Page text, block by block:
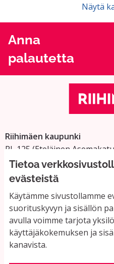
Tietoa
evästeistä
Käytämme sivustollamme
suorituskyvyn ja sisällön
avulla voimme tarjota
käyttäjäkokemuksen ja
kanavista.
Näytä
Anna
palautetta
Riihimäen kaupunki
PL 125 (Eteläinen
11101 Riihimäki
Vaihde: 019 758 4000
Sähköpostiosoitteet:
Yhteystiedot ja usein
Käyttöehdot